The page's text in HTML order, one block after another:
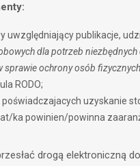
uwzględniający publikacje,
dla potrzeb
sprawie ochrony osób
RODO;
poświadczajacych uzyskanie
ka powinien/powinna
drogą elektroniczną